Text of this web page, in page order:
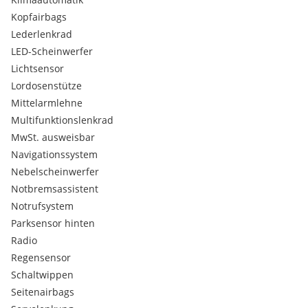
Höheneinstellung
Dreipunkt-Automatikgurt für mittleren Fondsitz
Dämpfung hintenBasis 1
Dämpfung vorn
Einparkhilfe
Entriegelung Heckklappe
Entriegelung Hintersitz Standard
Fahrerknieairbag
Fahrzeugklassen-Differenzierung -5EN- Stossfänger
Standard
Federbereich 06 nur Einbausteuerung keine
Bedarfsprognose
Fertigungsablauf Standard
Feststellbremse
Formteilhimmel ungeteilt
Frontantrieb
Fussmatten vorn und hinten
Gepäckraumabdeckung - schiebbar
Gepäckraumbeleuchtung
Kopfairbags
Lederlenkrad
LED-Scheinwerfer
Lichtsensor
Lordosenstütze
Mittelarmlehne
Multifunktionslenkrad
MwSt. ausweisbar
Navigationssystem
Nebelscheinwerfer
Notbremsassistent
Notrufsystem
Parksensor hinten
Radio
Regensensor
Schaltwippen
Seitenairbags